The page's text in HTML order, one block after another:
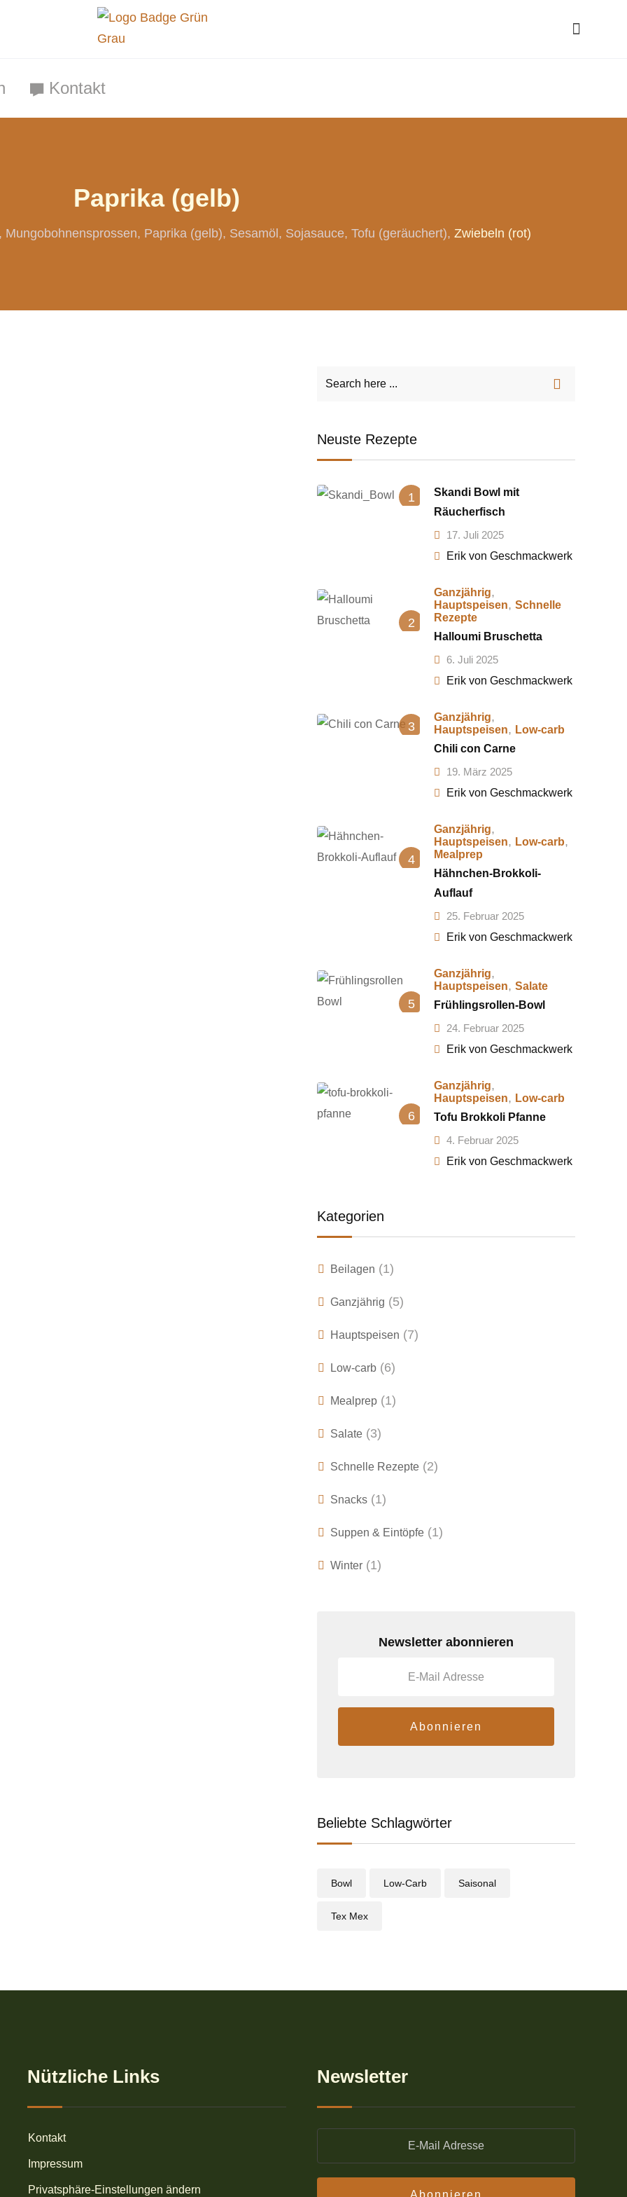
Kontakt
Paprika (gelb)
Mungobohnensprossen Paprika (gelb) Sesamöl Sojasauce Tofu (geräuchert) Zwiebeln (rot)
Neuste Rezepte
1
Skandi Bowl mit
Räucherfisch
17. Juli 2025
Erik von Geschmackwerk
2
Ganzjährig,
Hauptspeisen,Schnelle
Rezepte
Halloumi Bruschetta
6. Juli 2025
Erik von Geschmackwerk
3
Ganzjährig,
Hauptspeisen, Low-carb
Chili con Carne
19. März 2025
Erik von Geschmackwerk
4
Ganzjährig,
Hauptspeisen, Low-carb,
Mealprep
Hähnchen-Brokkoli-
Auflauf
25. Februar 2025
Erik von Geschmackwerk
5
Ganzjährig,
Hauptspeisen,Salate
Frühlingsrollen-Bowl
24. Februar 2025
Erik von Geschmackwerk
6
Ganzjährig,
Hauptspeisen, Low-carb
Tofu Brokkoli Pfanne
4. Februar 2025
Erik von Geschmackwerk
Kategorien
Beilagen (1)
Ganzjährig (5)
Hauptspeisen (7)
Low-carb(6)
Mealprep(1)
Salate(3)
Schnelle Rezepte(2)
Snacks(1)
Suppen & Eintöpfe(1)
Winter(1)
Newsletter abonnieren
Abonnieren
Beliebte Schlagwörter
Bowl Low-Carb Saisonal
Tex Mex
Nützliche Links
Kontakt
Impressum
Privatsphäre-Einstellungen ändern
Newsletter
Abonnieren